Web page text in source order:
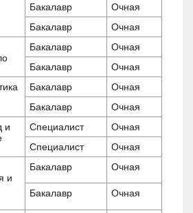
Бакалавр
Очная
Бакалавр
Очная
Бакалавр
Очная
Бакалавр
Очная
Бакалавр
Очная
Бакалавр
Очная
и
Специалист
Очная
Специалист
Очная
и
Бакалавр Очная
Бакалавр Очная